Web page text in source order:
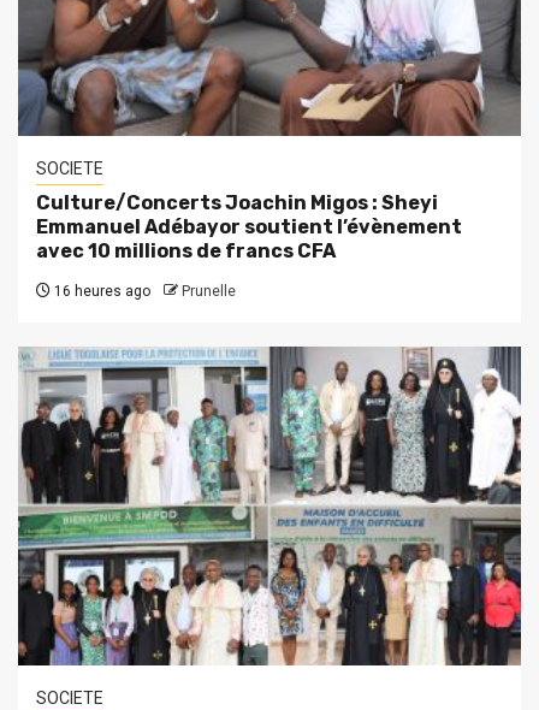
SOCIETE
Culture/Concerts Joachin Migos : Sheyi
Emmanuel Adébayor soutient l’évènement
avec 10 millions de francs CFA
16 heures ago Prunelle
SOCIETE